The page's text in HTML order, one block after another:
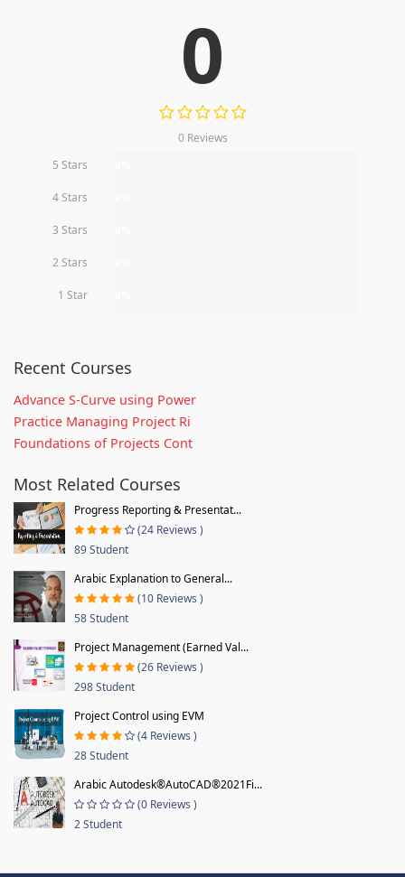
0
0 Reviews
5 Stars
4 Stars
3 Stars
2 Stars
1 Star
Recent Courses
Advance S-Curve using Power
Practice Managing Project Ri
Foundations of Projects Cont
Most Related Courses
Progress Reporting & Presentat...
(24 Reviews )
89 Student
Arabic Explanation to General...
(10 Reviews )
58 Student
Project Management (Earned Val...
(26 Reviews )
298 Student
Project Control using EVM
(4 Reviews )
28 Student
Arabic Autodesk®AutoCAD®2021Fi...
(0 Reviews )
2 Student